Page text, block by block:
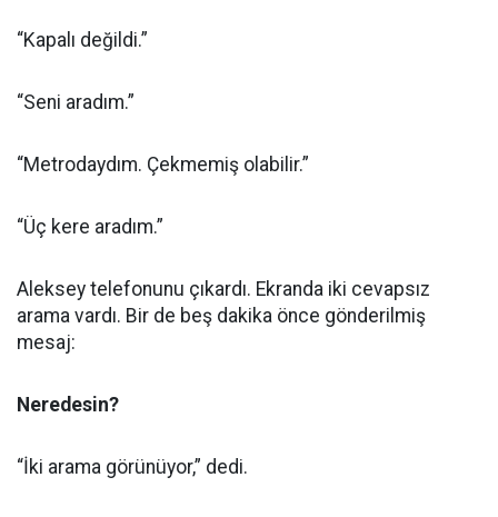
“Kapalı değildi.”
“Seni aradım.”
“Metrodaydım. Çekmemiş olabilir.”
“Üç kere aradım.”
Aleksey telefonunu çıkardı. Ekranda iki cevapsız
arama vardı. Bir de beş dakika önce gönderilmiş
mesaj:
Neredesin?
“İki arama görünüyor,” dedi.